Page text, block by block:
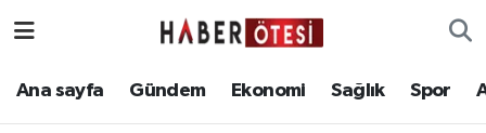
Ana sayfa Gündem Ekonomi Sağlık Spor
Ana sayfa
Eskişehir Nöbetçi Eczaneler